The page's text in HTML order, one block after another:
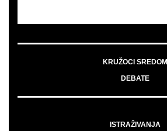
KRUŽOCI SREDOM
DEBATE
ISTRAŽIVANJA